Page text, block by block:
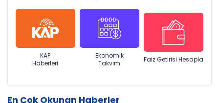
KAP
Haberleri
Ekonomik
Takvim
Faiz Getirisi Hesapla
En Çok Okunan Haberler